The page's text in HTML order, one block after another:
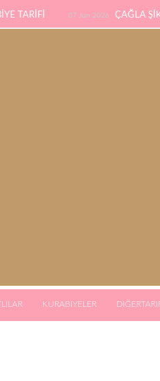
TARİFİ 07 Jun 2026 ÇAĞLA
KURABIYELER